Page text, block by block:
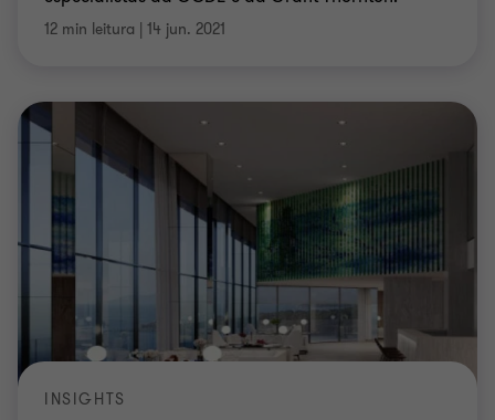
12 min leitura | 14 jun. 2021
INSIGHTS